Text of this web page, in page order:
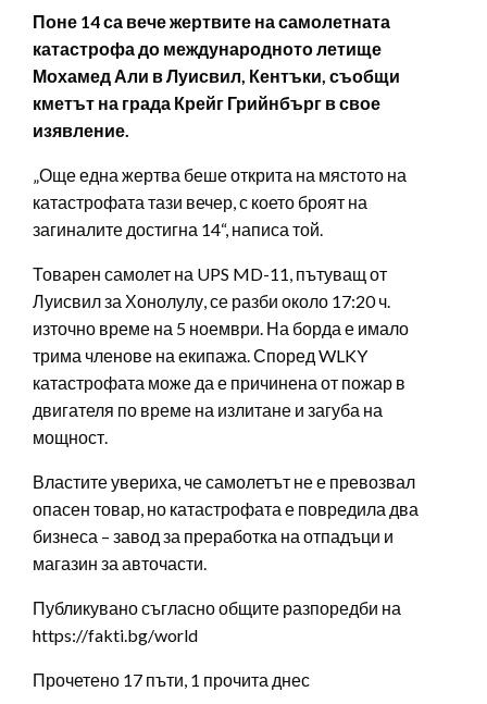
Поне 14 са вече жертвите на самолетната
катастрофа до международното летище
Мохамед Али в Луисвил, Кентъки, съобщи
кметът на града Крейг Грийнбърг в свое
изявление.
„Още една жертва беше открита на мястото на
катастрофата тази вечер, с което броят на
загиналите достигна 14“, написа той.
Товарен самолет на UPS MD-11, пътуващ от
Луисвил за Хонолулу, се разби около 17:20 ч.
източно време на 5 ноември. На борда е имало
трима членове на екипажа. Според WLKY
катастрофата може да е причинена от пожар в
двигателя по време на излитане и загуба на
мощност.
Властите увериха, че самолетът не е превозвал
опасен товар, но катастрофата е повредила два
бизнеса – завод за преработка на отпадъци и
магазин за авточасти.
Публикувано съгласно общите разпоредби на
https://fakti.bg/world
Прочетено 17 пъти, 1 прочита днес